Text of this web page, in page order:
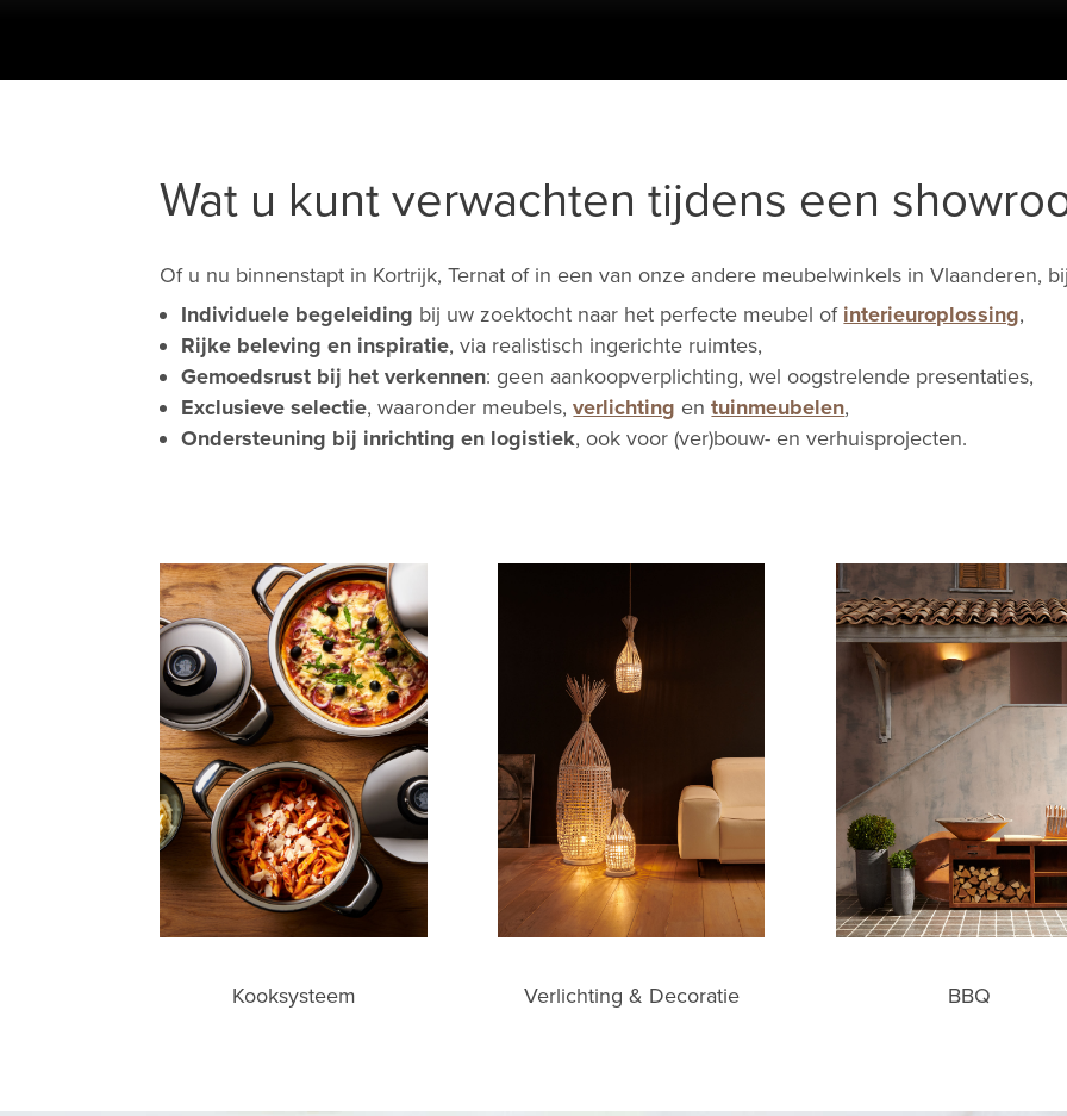
Wat u kunt verwachten tijdens een
Of u nu binnenstapt in Kortrijk, Ternat of in een van onze andere meubelwinkels in Vlaanderen,
Individuele begeleiding bij uw zoektocht naar het perfecte meubel of interieuroplossing,
Rijke beleving en inspiratie, via realistisch ingerichte ruimtes,
Gemoedsrust bij het verkennen: geen aankoopverplichting, wel oogstrelende presentaties,
Exclusieve selectie, waaronder meubels,verlichting entuinmeubelen,
Ondersteuning bij inrichting en logistiek, ook voor (ver)bouw- en verhuisprojecten.
Kooksysteem Verlichting & Decoratie BBQ